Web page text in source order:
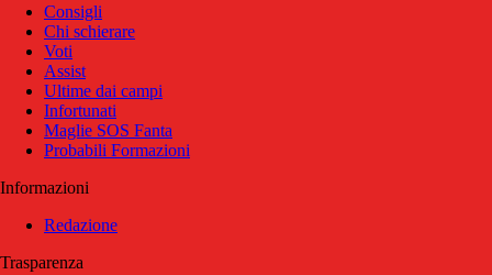
Consigli
Chi schierare
Voti
Assist
Ultime dai campi
Infortunati
Maglie SOS Fanta
Probabili Formazioni
Informazioni
Redazione
Trasparenza